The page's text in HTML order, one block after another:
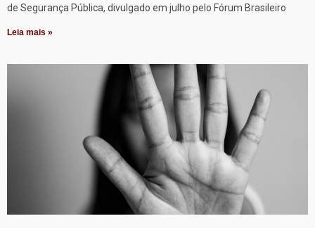
de Segurança Pública, divulgado em julho pelo Fórum Brasileiro
Leia mais »